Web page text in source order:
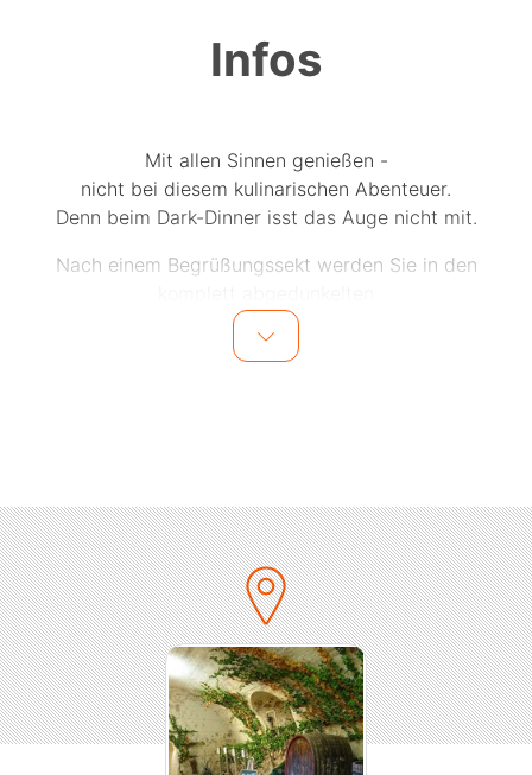
Infos
Mit allen Sinnen genießen -
nicht bei diesem kulinarischen Abenteuer.
Denn beim Dark-Dinner isst das Auge nicht mit.
Nach einem Begrüßungssekt werden Sie in den
Julius Echter Keller geführt und zu Ihrem Platz
begleitet.
und den dazu abgestimmten Weinen die Vielfalt der
Aromen.
für die musikalische Umrahmung sorgt der
Musiktherapeut Markus Rummel,
in Kooperation mit der Blindeninstitutsstiftung
Würzburg.